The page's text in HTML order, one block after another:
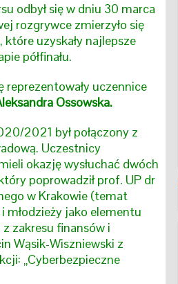
odbył się w dniu 30 marca
rozgrywce zmierzyło się
które uzyskały najlepsze
półfinału.
reprezentowały uczennice
Ossowska.
2021 był połączony z
Uczestnicy
okazję wysłuchać dwóch
poprowadził prof. UP dr
w Krakowie (temat
młodzieży jako elementu
zakresu finansów i
Wąsik-Wiszniewski z
„Cyberbezpieczne